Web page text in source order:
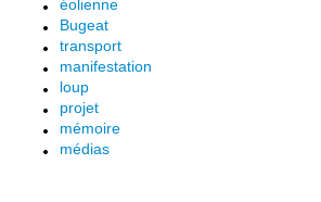
éolienne
Bugeat
transport
manifestation
loup
projet
mémoire
médias